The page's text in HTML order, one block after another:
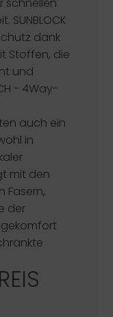
SUNBLOCK
dank
Stoffen, die
und
- 4Way-
auch ein
in
mit den
Fasern,
der